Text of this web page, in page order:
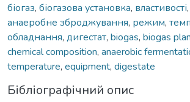
біогаз, біогазова установка, властивості,
анаеробне зброджування, режим,
обладнання, дигестат, biogas, biogas
chemical composition, anaerobic
temperature, equipment, digestate
Бібліографічний опис